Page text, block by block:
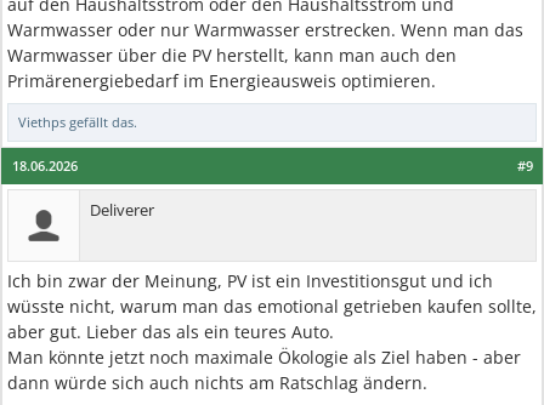
Warmwasser oder nur Warmwasser erstrecken. Wenn man das
Warmwasser über die PV herstellt, kann man auch den
Primärenergiebedarf im Energieausweis optimieren.
Viethps gefällt das.
#9
18.06.2026
Deliverer
Ich bin zwar der Meinung, PV ist ein Investitionsgut und ich
wüsste nicht, warum man das emotional getrieben kaufen sollte,
aber gut. Lieber das als ein teures Auto.
Man könnte jetzt noch maximale Ökologie als Ziel haben - aber
dann würde sich auch nichts am Ratschlag ändern.